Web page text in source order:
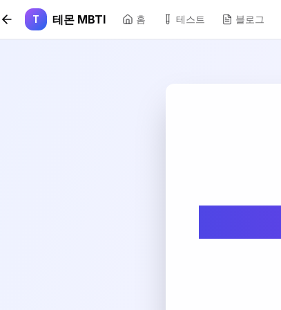
본문 바로가기
T 테몬 MBTI 홈 테스트 블로그